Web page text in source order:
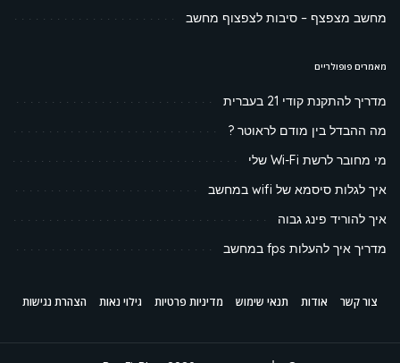
מחשב מצפצף – סיבות לצפצוף מחשב
מאמרים פופולריים
מדריך להתקנת קודי 21 בעברית
מה ההבדל בין מודם לראוטר ?
מי מחובר לרשת Wi-Fi שלי
איך לגלות סיסמא של wifi במחשב
איך להוריד פינג גבוה
מדריך איך להעלות fps במחשב
צור קשר אודות תנאי שימוש מדיניות פרטיות גילוי נאות הצהרת נגישות